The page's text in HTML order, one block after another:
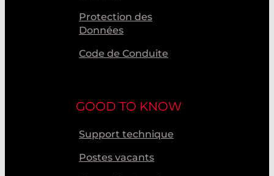
Protection des
Données
Code de Conduite
GOOD TO KNOW
Support technique
Postes vacants